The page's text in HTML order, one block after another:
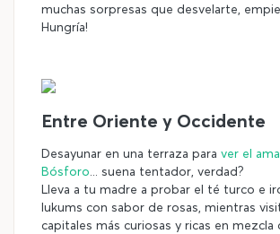
muchas sorpresas que desvelarte,
Hungría!
Entre Oriente y Occidente
Desayunar en una terraza para ver el
Bósforo... suena tentador, verdad?
Lleva a tu madre a probar el té turco e
lukums con sabor de rosas, mientras
capitales más curiosas y ricas en mezcla